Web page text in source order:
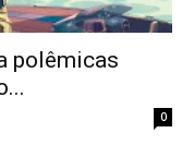
polêmicas
0